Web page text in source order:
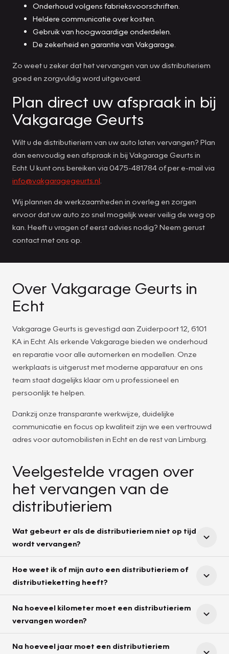
Onderhoud volgens fabrieksvoorschriften.
Heldere communicatie over kosten.
Gebruik van hoogwaardige onderdelen.
De zekerheid en garantie van Vakgarage.
Zo weet u zeker dat het vervangen van uw distributieriem
goed en zorgvuldig word uitgevoerd.
Plan direct uw afspraak in bij
Vakgarage Geurts
Wilt u de distributieriem van uw auto laten vervangen? Plan
dan eenvoudig een afspraak in bij Vakgarage Geurts in
Echt. U kunt ons bereiken via 0475-481784 of per e-mail via
info@vakgaragegeurts.nl
Wij plannen de werkzaamheden in overleg en zorgen
ervoor dat uw auto zo snel mogelijk weer veilig de weg op
kan. Heeft u vragen of eerst advies nodig? Neem gerust
contact met ons op.
Over Vakgarage Geurts in
Echt
Vakgarage Geurts is gevestigd aan Zuiderpoort 12, 6101
KA in Echt. Als erkende Vakgarage bieden we onderhoud
en reparatie voor alle automerken en modellen. Onze
werkplaats is uitgerust met moderne apparatuur en ons
team staat dagelijks klaar om u professioneel en
persoonlijk te helpen.
Dankzij onze transparante werkwijze, duidelijke
communicatie en focus op kwaliteit zijn we een vertrouwd
adres voor automobilisten in Echt en de rest van Limburg.
Veelgestelde vragen over
het vervangen van de
distributieriem
Wat gebeurt er als de distributieriem niet op tijd
wordt vervangen?
Hoe weet ik of mijn auto een distributieriem of
distributieketting heeft?
Na hoeveel kilometer moet een distributieriem
vervangen worden?
Na hoeveel jaar moet een distributieriem